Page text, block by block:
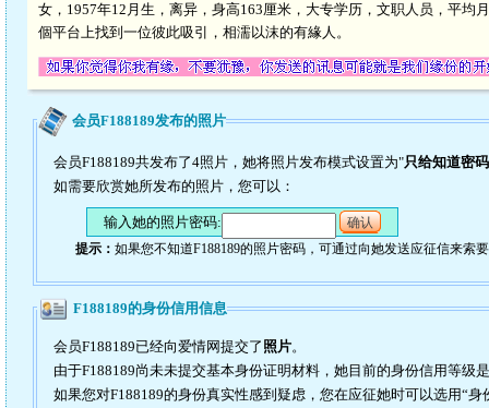
女，1957年12月生，离异，身高163厘米，大专学历，文职人员，平均
個平台上找到一位彼此吸引，相濡以沫的有緣人。
会员F188189发布的照片
会员F188189共发布了4照片，她将照片发布模式设置为"只给知道密
如需要欣赏她所发布的照片，您可以：
输入她的照片密码:
确认
提示： 如果您不知道F188189的照片密码，可通过向她发送应征信来索
F188189的身份信用信息
会员F188189已经向爱情网提交了 照片。
由于F188189尚未未提交基本身份证明材料，她目前的身份信用等级
如果您对F188189的身份真实性感到疑虑，您在应征她时可以选用“身